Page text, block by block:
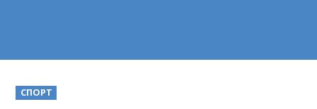
POSTED
IN
СПОРТ